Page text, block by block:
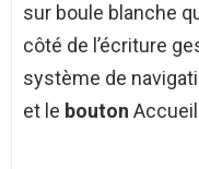
sur boule blanche
côté de l’écriture
système de
et le bouton Accueil